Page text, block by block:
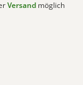
Versand möglich